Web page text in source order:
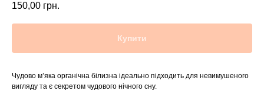
150,00 грн.
Купити
Чудово м’яка органічна білизна ідеально підходить для невимушеного
вигляду та є секретом чудового нічного сну.